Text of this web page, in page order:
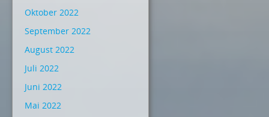
Oktober 2022
September 2022
August 2022
Juli 2022
Juni 2022
Mai 2022